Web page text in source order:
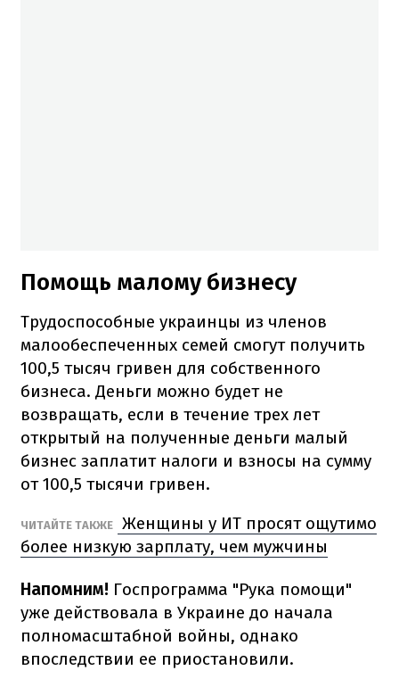
Помощь малому бизнесу
Трудоспособные украинцы из членов
малообеспеченных семей смогут получить
100,5 тысяч гривен для собственного
бизнеса. Деньги можно будет не
возвращать, если в течение трех лет
открытый на полученные деньги малый
бизнес заплатит налоги и взносы на сумму
от 100,5 тысячи гривен.
ЧИТАЙТЕ ТАКЖЕ
Женщины у ИТ просят ощутимо
более низкую зарплату, чем мужчины
Напомним! Госпрограмма "Рука помощи"
уже действовала в Украине до начала
полномасштабной войны, однако
впоследствии ее приостановили.